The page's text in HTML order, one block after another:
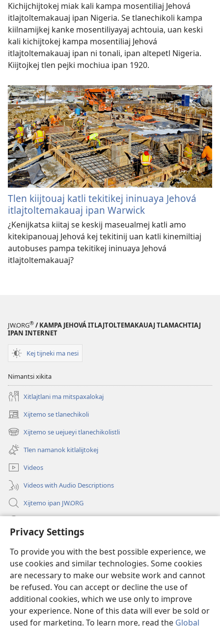
Privacy Settings
To provide you with the best possible experience, we
use cookies and similar technologies. Some cookies
are necessary to make our website work and cannot
be refused. You can accept or decline the use of
additional cookies, which we use only to improve
your experience. None of this data will ever be sold or
used for marketing. To learn more, read the Global
Kichijchijtokej miak kali kampa mosentiliaj Jehová
itlajtoltemakauaj ipan Nigeria. Se tlanechikoli kampa
kiilnamijkej kanke mosentiliyayaj achtouia, uan keski
kali kichijtokej kampa mosentiliaj Jehová
itlajtoltemakauaj ipan ni tonali, ipan altepetl Nigeria.
Kiijtojkej tlen pejki mochiua ipan 1920.
Tlen kiijtouaj katli tekitikej ininuaya Jehová
itlajtoltemakauaj ipan Warwick
¿Kenijkatsa kiitaj se keskij maseualmej katli amo
kitekipanouaj Jehová kej tekitinij uan katli kinemiltiaj
autobuses pampa tekitikej ininuaya Jehová
itlajtoltemakauaj?
JW.ORG® / KAMPA JEHOVÁ ITLAJTOLTEMAKAUAJ TLAMACHTIAJ
IPAN INTERNET
Kej tijneki ma nesi
Nimantsi xikita
Xitlajtlani ma mitspaxalokaj
Xijtemo se tlanechikoli
(opens
new
window)
Xijtemo se uejueyi tlanechikolistli
(opens
new
window)
Tlen namanok kitlalijtokej
Videos
Videos with Audio Descriptions
Xijtemo ipan JW.ORG
(opens
window)AMATLAJKUILOLI IPAN INTERNET Watchtower™
(opens
new
window)JW Hub ®
(opens
new
window)